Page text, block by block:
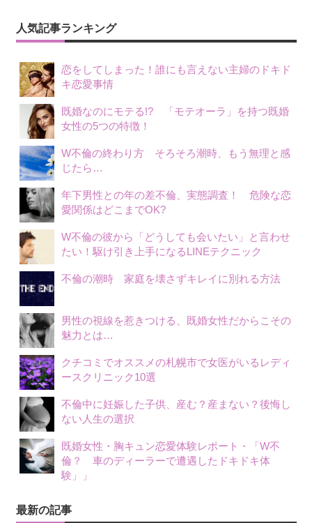
シ
ョ
ン
人気記事ランキング
恋をしてしまった！誰にも言えない主婦のドキド
キ恋愛事情
既婚なのにモテる!? 「モテオーラ」を持つ既婚
女性の5つの特徴！
W不倫の終わり方 そろそろ潮時、もう無理と感
じたら…
年下男性との年の差不倫、実態調査！ 危険な恋
愛関係はどこまでOK?
W不倫の彼から「どうしても会いたい」と言わせ
たい！駆け引き上手になるLINEテクニック
不倫の潮時 家庭を壊さずキレイに別れる方法
男性の視線を惹きつける、既婚女性だからこその
魅力とは…
クチコミでオススメの札幌市で女医がいるレディ
ースクリニック10選
不倫中に妊娠した子供、産む？産まない？後悔し
ない人生の選択
既婚女性・胸キュン恋愛体験レポート・「W不
倫？ 車のディーラーで遭遇したドキドキ体
験」」
最新の記事